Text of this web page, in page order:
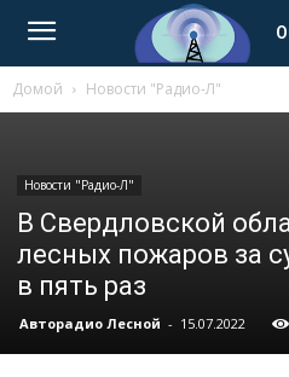
Домой Новости "Радио-Л"
Новости "Радио-Л"
В Свердловской
лесных пожаров за
в пять раз
Авторадио Лесной - 15.07.2022